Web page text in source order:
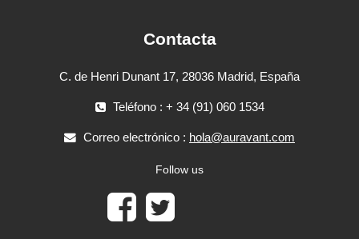
Contacta
C. de Henri Dunant 17, 28036 Madrid, España
Teléfono : + 34 (91) 060 1534
Correo electrónico : hola@auravant.com
Follow us